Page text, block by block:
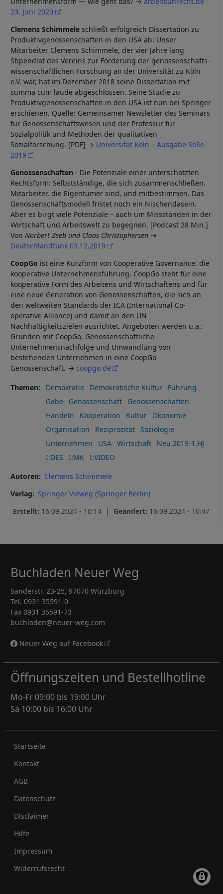
23. Juni 2020
Clemens Schimmele schließt erfolgreich Dissertation zu
Produktivgenossenschaften in den USA ab: Unser
Mitarbeiter Clemens Schimmele, der vier Jahre lang
Stipendiat des Vereins zur Förderung der genossenschafts-
wissenschaftlichen Forschung an der Universität zu Köln
e.V. war, hat im Dezember 2018 seine Dissertation mit
summa cum laude abgeschlossen. Seine Studie zu
Produktivgenossenschaften in den USA ist nun bei Springer
erschienen. Quelle: Gemeinsamer Newsletter des Seminars
für Genossenschaftswesen und der Professur für
Sozialpolitik und Methoden der qualitativen
Sozialforschung. [PDF] → Universität Köln – Ausgabe SoSe
2019
Genossenschaften - Die Potenziale einer unterschätzten
Rechtsform: Selbstständige, die sich zusammenschließen.
Mitarbeiter, die Eigentümer sind, und mitbestimmen. Das
Genossenschaftsmodell fristet noch ein Nischendasein.
Aber es birgt viele Potenziale – auch um Missständen in der
Wirtschaft und Arbeitswelt zu begegnen. [Podcast 28 Min.]
Von Norbert Zeeb und Claas Christophersen
Deutschlandfunk 03.12.2019
CoopGo ist eine Kurzform von Cooperative Governance: die
kooperative Unternehmensführung. CoopGo steht für eine
kooperative Form des Arbeitens und Wirtschaftens und für
eine neue Generation von Genossenschaften, die sich an
den weltweiten Standards der ICA (International Co-
operative Alliance) und damit an den UN
Nachhaltigkeitszielen ausrichtet. Angeboten werden u.a.:
Gründen mit CoopGo, Genossenschaftliche
Unternehmensnachfolge und Umwandlung von
bestehenden Unternehmen in eine CoopGo
Genossenschaft. → coopgo.de
Themen Demokratie Demokratische Kultur
Führung
Gabe
Genossenschaft
Genossenschaften
Handeln
Kooperation Kultur
Ökonomie
Organisation
Reziprozität
Soziologie
Unternehmen
USA Wirtschaft
Neu 2019-1.HJ
I:DES
I:MK I:VIDEO
Autoren
Clemens Schimmele
Verlag
Springer Vieweg (Springer Berlin)
Erstellt: 16.09.2024 - 10:14 | Geändert: 16.09.2024 - 10:47
Buchladen Neuer Weg
Sanderstr. 23-25, 97070 Würzburg
Tel. 0931 35591-0
Fax 0931 35591-73
buchladen@neuer-weg.com
Neuer Weg auf Facebook
Öffnungszeiten und Bestellhotline
Mo-Fr 09:00 bis 19:00 Uhr
Sa 10:00 bis 16:00 Uhr
Rechtliches
Startseite
Kontakt
AGB
Datenschutz
Disclaimer
Hilfe
Impressum
Widerrufsrecht